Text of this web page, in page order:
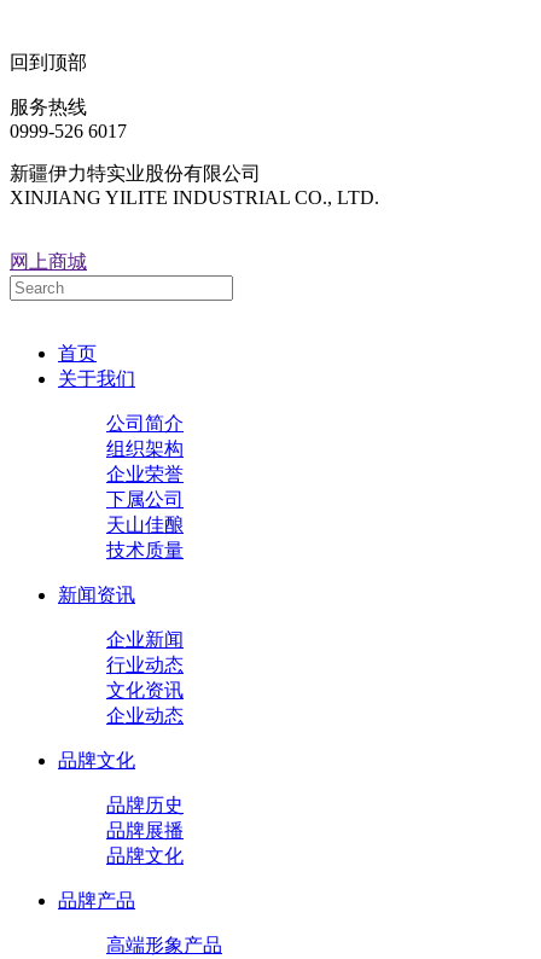
回到顶部
服务热线
0999-526 6017
新疆伊力特实业股份有限公司
XINJIANG YILITE INDUSTRIAL CO., LTD.
网上商城
首页
关于我们
公司简介
组织架构
企业荣誉
下属公司
天山佳酿
技术质量
新闻资讯
企业新闻
行业动态
文化资讯
企业动态
品牌文化
品牌历史
品牌展播
品牌文化
品牌产品
高端形象产品